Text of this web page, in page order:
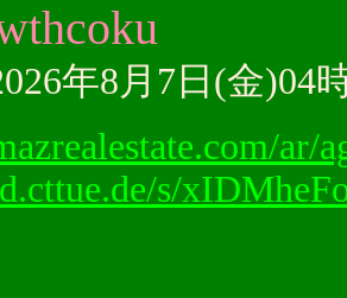
年8月7日(金)04
ar/
s/